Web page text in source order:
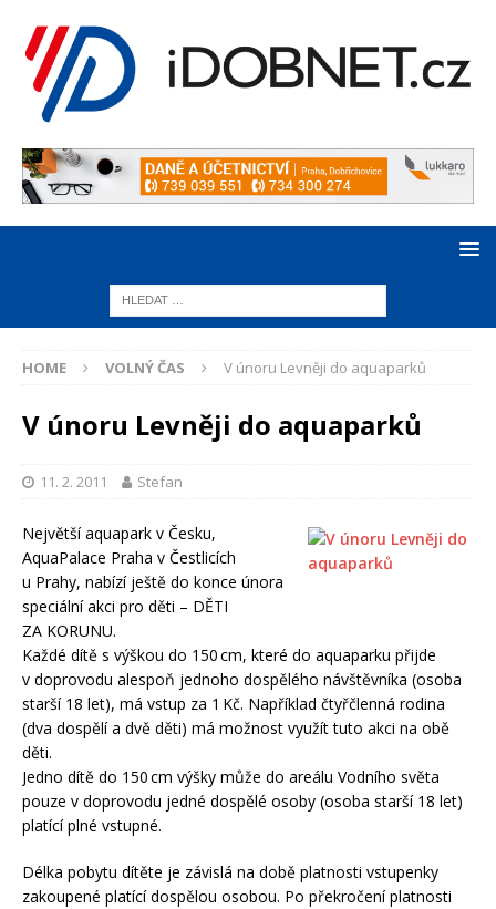
HOME VOLNÝ ČAS V únoru Levněji do aquaparků
V únoru Levněji do aquaparků
11. 2. 2011 Stefan
Největší aquapark v Česku,
AquaPalace Praha v Čestlicích
u Prahy, nabízí ještě do konce února
speciální akci pro děti – DĚTI
ZA KORUNU.
Každé dítě s výškou do 150 cm, které do aquaparku přijde
v doprovodu alespoň jednoho dospělého návštěvníka (osoba
starší 18 let), má vstup za 1 Kč. Například čtyřčlenná rodina
(dva dospělí a dvě děti) má možnost využít tuto akci na obě
děti.
Jedno dítě do 150 cm výšky může do areálu Vodního světa
pouze v doprovodu jedné dospělé osoby (osoba starší 18 let)
platící plné vstupné.
Délka pobytu dítěte je závislá na době platnosti vstupenky
zakoupené platící dospělou osobou. Po překročení platnosti